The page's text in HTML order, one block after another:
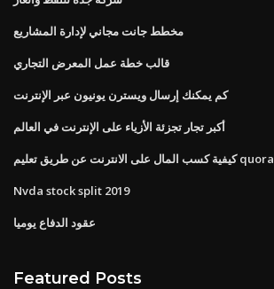
مخطط جانت مجاني لإدارة المشاريع
قالب خطة عمل المعرض التجاري
كم يمكنك إرسال ويسترن يونيون عبر الإنترنت
أكبر تجار تجزئة الأزياء على الإنترنت في العالم
كيفية كسب المال على الانترنت عن طريق تعليم quora
Nvda stock split 2019
عقود الدفاع يوميا
Featured Posts